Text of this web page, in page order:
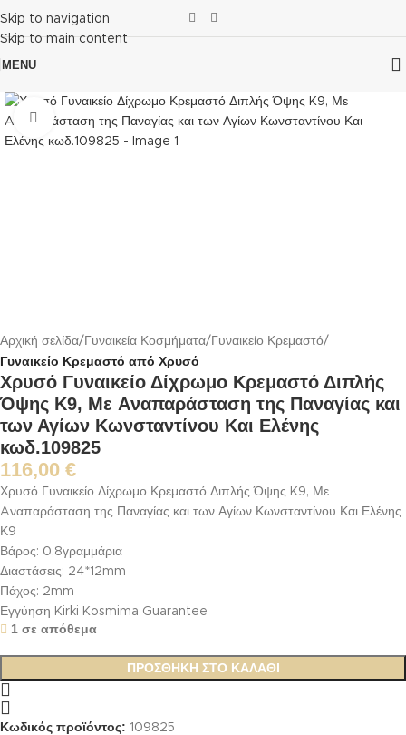
Skip to navigation
Skip to main content
MENU
Click to enlarge
Αρχική σελίδα Γυναικεία Κοσμήματα Γυναικείο Κρεμαστό
Γυναικείο Κρεμαστό από Χρυσό
Χρυσό Γυναικείο Δίχρωμο Κρεμαστό Διπλής
Όψης K9, Με Aναπαράσταση της Παναγίας και
των Αγίων Κωνσταντίνου Και Ελένης
κωδ.109825
116,00 €
Χρυσό Γυναικείο Δίχρωμο Κρεμαστό Διπλής Όψης K9, Με
Aναπαράσταση της Παναγίας και των Αγίων Κωνσταντίνου Και Ελένης
Κ9
Βάρος: 0,8γραμμάρια
Διαστάσεις: 24*12mm
Πάχος: 2mm
Εγγύηση Kirki Kosmima Guarantee
1 σε απόθεμα
ΠΡΟΣΘΉΚΗ ΣΤΟ ΚΑΛΆΘΙ
Κωδικός προϊόντος: 109825